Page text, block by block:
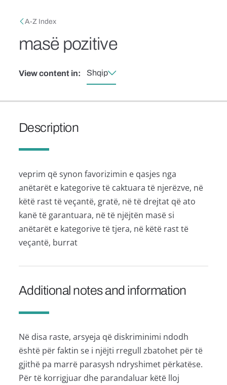
Breadcrumb
A-Z Index
masë pozitive
View content in: Shqip
Description
veprim që synon favorizimin e qasjes nga
anëtarët e kategorive të caktuara të njerëzve, në
këtë rast të veçantë, gratë, në të drejtat që ato
kanë të garantuara, në të njëjtën masë si
anëtarët e kategorive të tjera, në këtë rast të
veçantë, burrat
Additional notes and information
Në disa raste, arsyeja që diskriminimi ndodh
është për faktin se i njëjti rregull zbatohet për të
gjithë pa marrë parasysh ndryshimet përkatëse.
Për të korrigjuar dhe parandaluar këtë lloj